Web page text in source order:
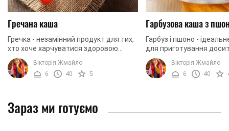
Гречана каша
Гречка - незамінний продукт для тих,
хто хоче харчуватися здоровою
їжею. В її зернах містяться білки, які
легко засвоюються, амінокислоти,
клітковина ...
Вікторія Жмайло
6
40 5
Гарбузова каша з
Гарбуз і пшоно -
для приготування
смачної і поживної
погано розварюється в
його завжди ...
Вікторія Жмайло
6
40
Зараз ми готуємо